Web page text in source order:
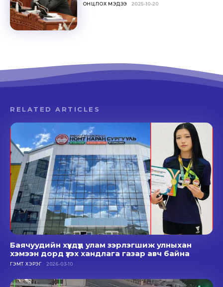
ОНЦЛОХ МЭДЭЭ 2025-10-20
RELATED ARTICLES
Баячуудийн хүүхдүүд улам зэрлэгшиж улныхан
хэмээн дорд үзэх хандлага газар авч байна
ГЭМТ ХЭРЭГ 2026-03-10